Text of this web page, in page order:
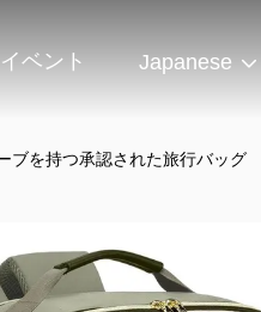
イベント Japanese
ブを持つ承認された旅行バッグ